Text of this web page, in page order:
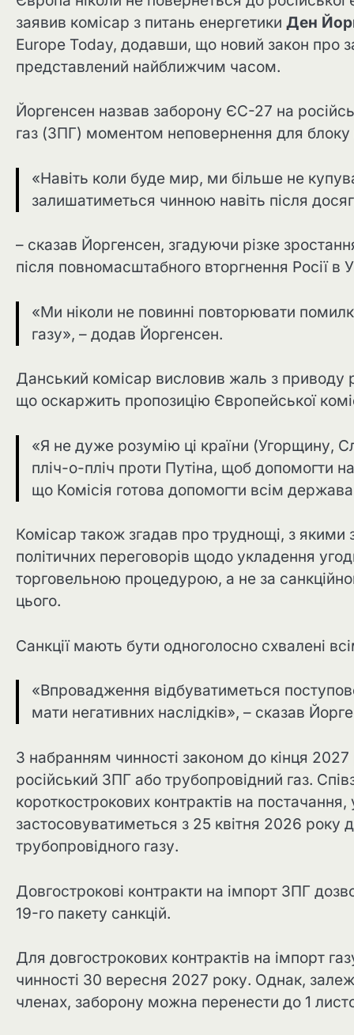
заявив комісар з питань енергетики Ден
Europe Today, додавши, що новий закон про
представлений найближчим часом.
Йоргенсен назвав заборону ЄС-27 на
газ (ЗПГ) моментом неповернення для блоку
«Навіть коли буде мир, ми більше не
залишатиметься чинною навіть після
– сказав Йоргенсен, згадуючи різке
після повномасштабного вторгнення Росії
«Ми ніколи не повинні повторювати
газу», – додав Йоргенсен.
Данський комісар висловив жаль з приводу
що оскаржить пропозицію Європейської
«Я не дуже розумію ці країни (Угорщину,
пліч-о-пліч проти Путіна, щоб допомогти
що Комісія готова допомогти всім
Комісар також згадав про труднощі, з якими
політичних переговорів щодо укладення
торговельною процедурою, а не за
цього.
Санкції мають бути одноголосно схвалені
«Впровадження відбуватиметься
мати негативних наслідків», – сказав
З набранням чинності законом до кінця
російський ЗПГ або трубопровідний газ.
короткострокових контрактів на
застосовуватиметься з 25 квітня 2026
трубопровідного газу.
Довгострокові контракти на імпорт ЗПГ
19-го пакету санкцій.
Для довгострокових контрактів на імпорт
чинності 30 вересня 2027 року. Однак,
членах, заборону можна перенести до 1